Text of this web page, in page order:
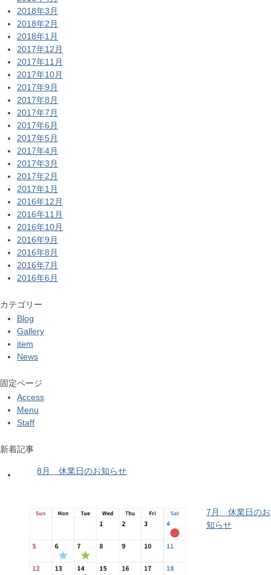
2018年3月
2018年2月
2018年1月
2017年12月
2017年11月
2017年10月
2017年9月
2017年8月
2017年7月
2017年6月
2017年5月
2017年4月
2017年3月
2017年2月
2017年1月
2016年12月
2016年11月
2016年10月
2016年9月
2016年8月
2016年7月
2016年6月
カテゴリー
Blog
Gallery
item
News
固定ページ
Access
Menu
Staff
新着記事
8月 休業日のお知らせ
7月 休業日のお
知らせ